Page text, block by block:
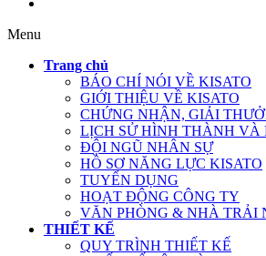
Menu
Trang chủ
BÁO CHÍ NÓI VỀ KISATO
GIỚI THIỆU VỀ KISATO
CHỨNG NHẬN, GIẢI
LỊCH SỬ HÌNH THÀNH VÀ
ĐỘI NGŨ NHÂN SỰ
HỒ SƠ NĂNG LỰC KISATO
TUYỂN DỤNG
HOẠT ĐỘNG CÔNG TY
VĂN PHÒNG & NHÀ TRẢI
THIẾT KẾ
QUY TRÌNH THIẾT KẾ